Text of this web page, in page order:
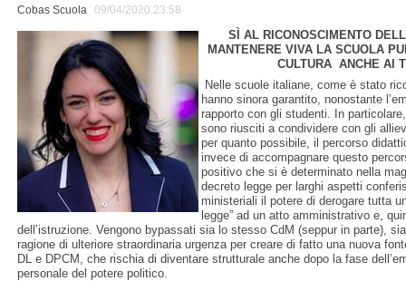
Cobas Scuola 09/04/2020 23:58
SÌ AL RICONOSCIMENTO
MANTENERE VIVA LA SCUOLA
CULTURA ANCHE AI
Nelle scuole italiane, come è stato
hanno sinora garantito, nonostante
rapporto con gli studenti. In
sono riusciti a condividere con gli
per quanto possibile, il percorso
invece di accompagnare questo
positivo che si è determinato nella
decreto legge per larghi aspetti
ministeriali il potere di derogare tutta
legge” ad un atto amministrativo e,
dell’istruzione. Vengono bypassati sia lo stesso CdM (seppur in parte),
ragione di ulteriore straordinaria urgenza per creare di fatto una nuova
DL e DPCM, che rischia di diventare strutturale anche dopo la fase
personale del potere politico.